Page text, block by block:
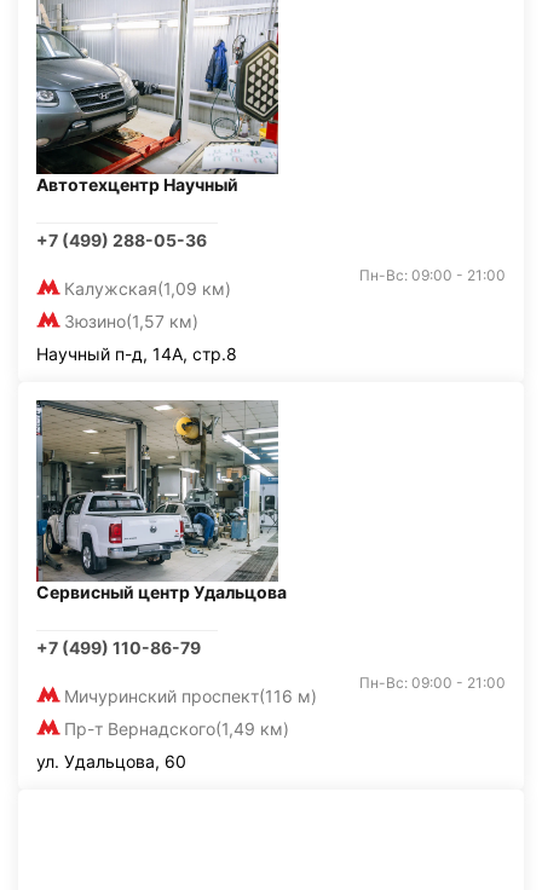
Автотехцентр Научный
+7 (499) 288-05-36
Калужская(1,09 км)
Зюзино(1,57 км)
Пн-Вс: 09:00 - 21:00
Научный п-д, 14А, стр.8
Сервисный центр Удальцова
+7 (499) 110-86-79
Мичуринский проспект(116 м)
Пр-т Вернадского(1,49 км)
Пн-Вс: 09:00 - 21:00
ул. Удальцова, 60